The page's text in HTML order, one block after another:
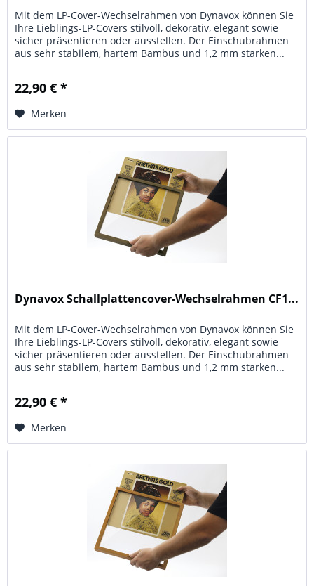
Mit dem LP-Cover-Wechselrahmen von Dynavox können Sie
Ihre Lieblings-LP-Covers stilvoll, dekorativ, elegant sowie
sicher präsentieren oder ausstellen. Der Einschubrahmen
aus sehr stabilem, hartem Bambus und 1,2 mm starken...
22,90 € *
Merken
Dynavox Schallplattencover-Wechselrahmen CF1...
Mit dem LP-Cover-Wechselrahmen von Dynavox können Sie
Ihre Lieblings-LP-Covers stilvoll, dekorativ, elegant sowie
sicher präsentieren oder ausstellen. Der Einschubrahmen
aus sehr stabilem, hartem Bambus und 1,2 mm starken...
22,90 € *
Merken